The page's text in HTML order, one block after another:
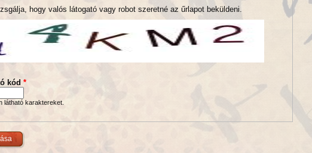
hogy valós látogató vagy robot szeretné az űrlapot beküldeni.
kód *
látható karaktereket.